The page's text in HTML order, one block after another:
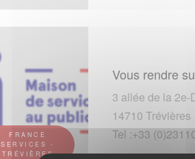
FRANCE
SERVICES -
TRÉVIÈRES
Vous rendre
3 allée de la
14710 Trévières
Tel :+33